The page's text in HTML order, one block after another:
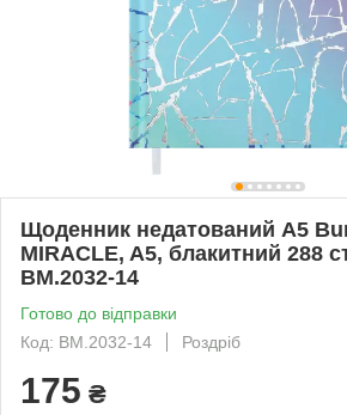
Щоденник недатований А5
MIRACLE, A5, блакитний 288
BM.2032-14
Готово до відправки
Код: BM.2032-14
Роздріб
175 ₴